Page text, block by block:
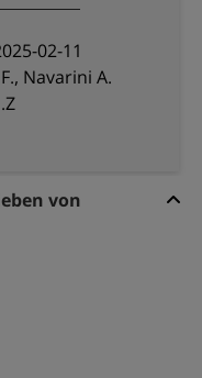
02-11
Navarini A.
von